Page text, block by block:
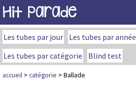
Hit Parade
Les tubes par jour Les tubes par année
Les tubes par catégorie
Blind test
accueil > catégorie > Ballade